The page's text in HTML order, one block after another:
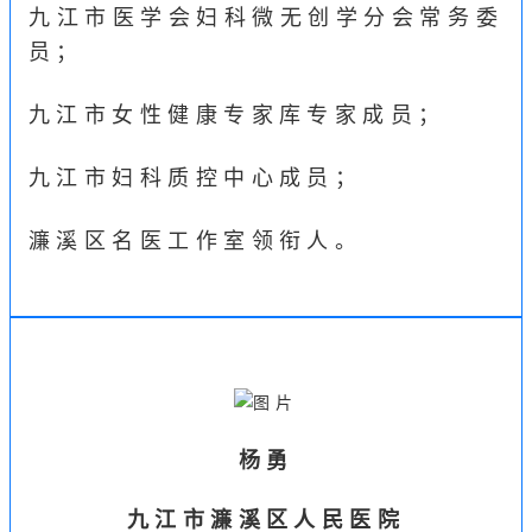
九江市医学会妇科微无创学分会常务委
员；
九江市女性健康专家库专家成员；
九江市妇科质控中心成员；
濂溪区名医工作室领衔人。
杨勇
九江市濂溪区人民医院